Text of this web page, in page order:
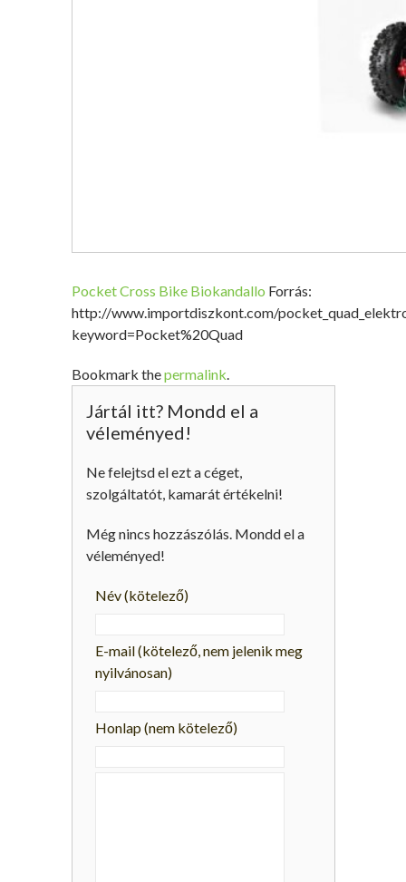
Pocket Cross Bike Biokandallo Forrás:
http://www.importdiszkont.com/
keyword=Pocket%20Quad
Bookmark thepermalink.
Jártál itt? Mondd el a
véleményed!
Ne felejtsd el ezt a céget,
szolgáltatót, kamarát értékelni!
Még nincs hozzászólás. Mondd el a
véleményed!
Név(kötelező)
E-mail(kötelező, nem jelenik meg
nyilvánosan)
Honlap (nem kötelező)